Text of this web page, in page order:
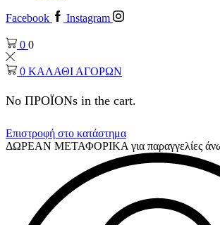
Facebook Instagram
0 0
0 ΚΑΛΑΘΙ ΑΓΟΡΩΝ
No ΠΡΟΪΟΝs in the cart.
Επιστροφή στο κατάστημα
ΔΩΡΕΑΝ ΜΕΤΑΦΟΡΙΚΑ για παραγγελίες